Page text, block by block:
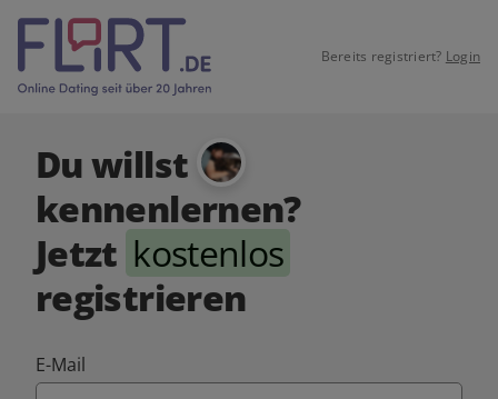
Bereits registriert? Login
Du willst
kennenlernen?
Jetzt kostenlos
registrieren
E-Mail